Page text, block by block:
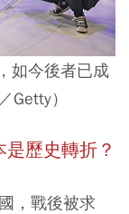
如今後者已成
Getty）
歷史轉折？
，戰後被求